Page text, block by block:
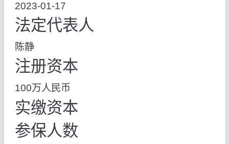
2023-01-17
法定代表人
陈静
注册资本
100万人民币
实缴资本
参保人数